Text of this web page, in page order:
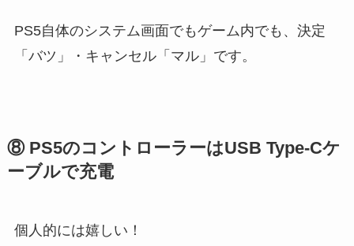
PS5自体のシステム画面でもゲーム内でも、決定
「バツ」・キャンセル「マル」です。
⑧ PS5のコントローラーはUSB Type-Cケ
ーブルで充電
個人的には嬉しい！